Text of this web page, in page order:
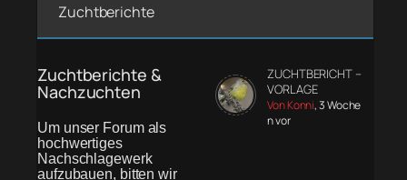
Zuchtberichte
Zuchtberichte &
Nachzuchten
Um unser Forum als
hochwertiges
Nachschlagewerk
aufzubauen, bitten wir
ZUCHTBERICHT –
VORLAGE
Von Konni, 3 Woche
n vor